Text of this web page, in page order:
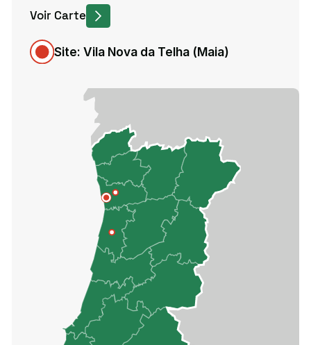
Voir Carte
Site: Vila Nova da Telha (Maia)